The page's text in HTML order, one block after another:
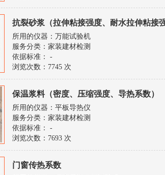
抗裂砂浆（拉伸粘接强度、耐水拉伸粘接强
所用的仪器：万能试验机
服务分类：家装建材检测
依据标准： -
浏览次数： 7745 次
保温浆料（密度、压缩强度、导热系数）
所用的仪器：平板导热仪
服务分类：家装建材检测
依据标准： -
浏览次数： 7693 次
门窗传热系数